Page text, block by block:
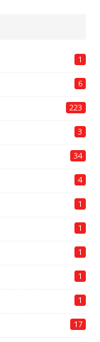
1
6
223
3
34
4
1
1
1
1
1
17